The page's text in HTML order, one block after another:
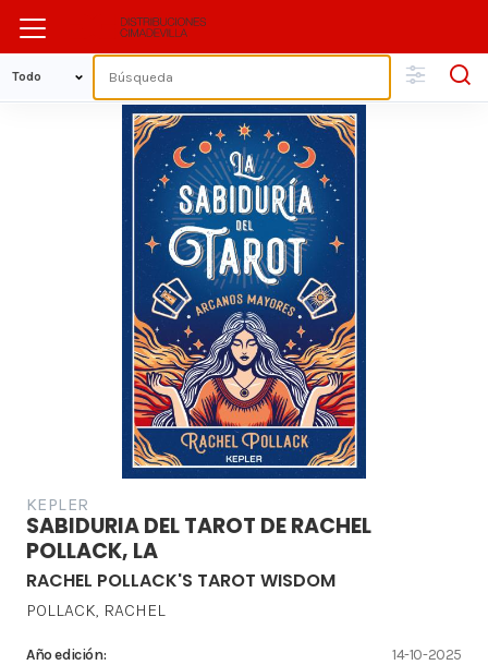
KEPLER
SABIDURIA DEL TAROT DE RACHEL
POLLACK, LA
RACHEL POLLACK'S TAROT WISDOM
POLLACK, RACHEL
Año edición:
14-10-2025